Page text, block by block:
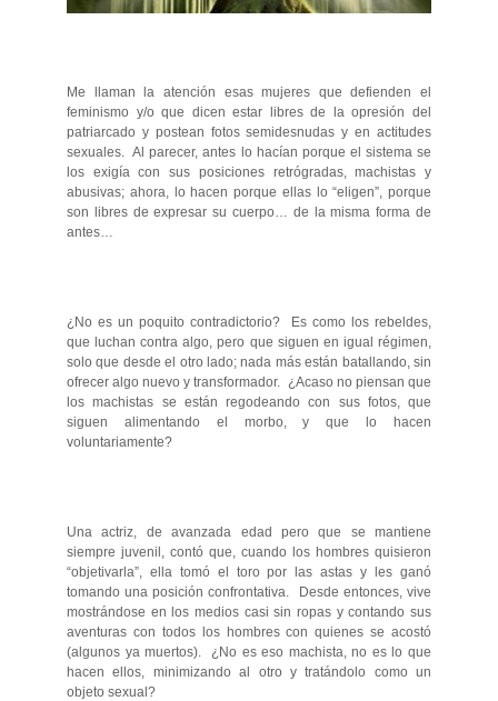
Me llaman la atención esas mujeres que defienden el
feminismo y/o que dicen estar libres de la opresión del
patriarcado y postean fotos semidesnudas y en actitudes
sexuales. Al parecer, antes lo hacían porque el sistema se
los exigía con sus posiciones retrógradas, machistas y
abusivas; ahora, lo hacen porque ellas lo “eligen”, porque
son libres de expresar su cuerpo… de la misma forma de
antes…
¿No es un poquito contradictorio? Es como los rebeldes,
que luchan contra algo, pero que siguen en igual régimen,
solo que desde el otro lado; nada más están batallando, sin
ofrecer algo nuevo y transformador. ¿Acaso no piensan que
los machistas se están regodeando con sus fotos, que
siguen alimentando el morbo, y que lo hacen
voluntariamente?
Una actriz, de avanzada edad pero que se mantiene
siempre juvenil, contó que, cuando los hombres quisieron
“objetivarla”, ella tomó el toro por las astas y les ganó
tomando una posición confrontativa. Desde entonces, vive
mostrándose en los medios casi sin ropas y contando sus
aventuras con todos los hombres con quienes se acostó
(algunos ya muertos). ¿No es eso machista, no es lo que
hacen ellos, minimizando al otro y tratándolo como un
objeto sexual?